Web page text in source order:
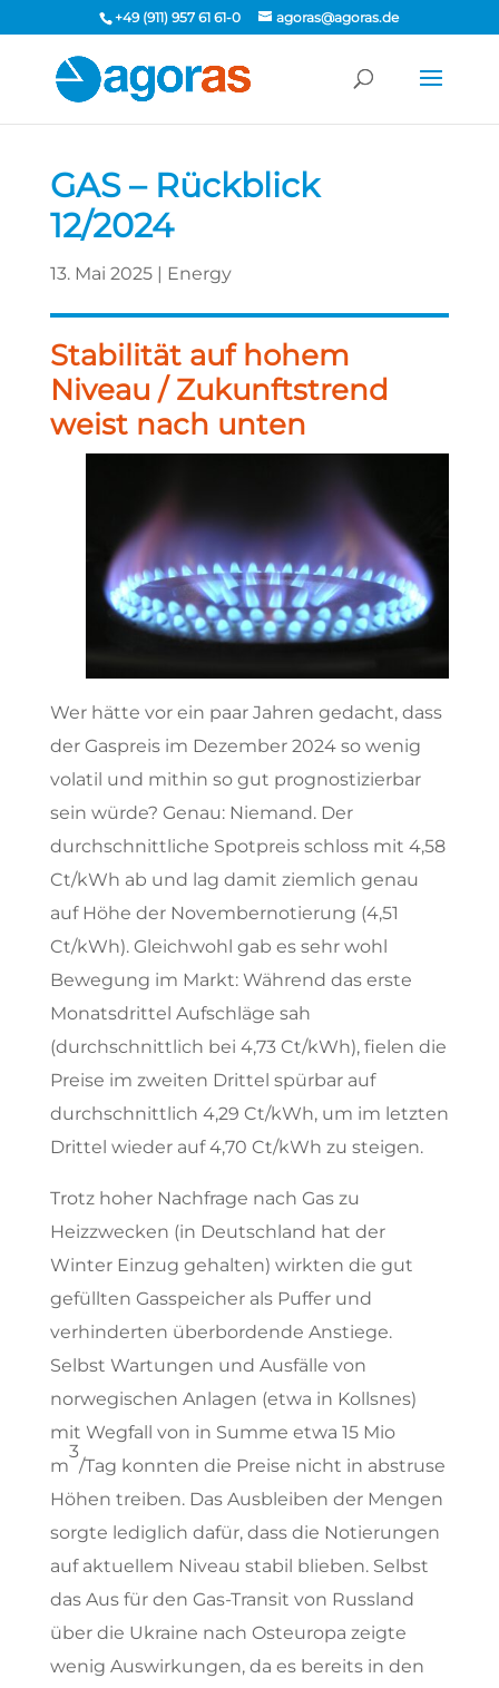
+49 (911) 957 61 61-0 agoras@agoras.de
GAS – Rückblick
12/2024
13. Mai 2025| Energy
Stabilität auf hohem
Niveau / Zukunftstrend
weist nach unten
Wer hätte vor ein paar Jahren gedacht, dass
der Gaspreis im Dezember 2024 so wenig
volatil und mithin so gut prognostizierbar
sein würde? Genau: Niemand. Der
durchschnittliche Spotpreis schloss mit 4,58
Ct/kWh ab und lag damit ziemlich genau
auf Höhe der Novembernotierung (4,51
Ct/kWh). Gleichwohl gab es sehr wohl
Bewegung im Markt: Während das erste
Monatsdrittel Aufschläge sah
(durchschnittlich bei 4,73 Ct/kWh), fielen die
Preise im zweiten Drittel spürbar auf
durchschnittlich 4,29 Ct/kWh, um im letzten
Drittel wieder auf 4,70 Ct/kWh zu steigen.
Trotz hoher Nachfrage nach Gas zu
Heizzwecken (in Deutschland hat der
Winter Einzug gehalten) wirkten die gut
gefüllten Gasspeicher als Puffer und
verhinderten überbordende Anstiege.
Selbst Wartungen und Ausfälle von
norwegischen Anlagen (etwa in Kollsnes)
mit Wegfall von in Summe etwa 15 Mio
m
3
/Tag konnten die Preise nicht in abstruse
Höhen treiben. Das Ausbleiben der Mengen
sorgte lediglich dafür, dass die Notierungen
auf aktuellem Niveau stabil blieben. Selbst
das Aus für den Gas-Transit von Russland
über die Ukraine nach Osteuropa zeigte
wenig Auswirkungen, da es bereits in den